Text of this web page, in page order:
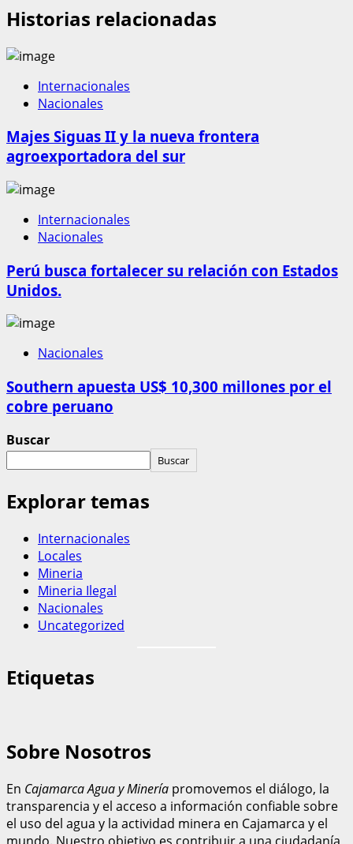
Historias relacionadas
Internacionales
Nacionales
Majes Siguas II y la nueva frontera
agroexportadora del sur
Internacionales
Nacionales
Perú busca fortalecer su relación con Estados
Unidos.
Nacionales
Southern apuesta US$ 10,300 millones por el
cobre peruano
Buscar
Buscar
Explorar temas
Internacionales
Locales
Mineria
Mineria Ilegal
Nacionales
Uncategorized
Etiquetas
Sobre Nosotros
En Cajamarca Agua y Minería promovemos el diálogo, la
transparencia y el acceso a información confiable sobre
el uso del agua y la actividad minera en Cajamarca y el